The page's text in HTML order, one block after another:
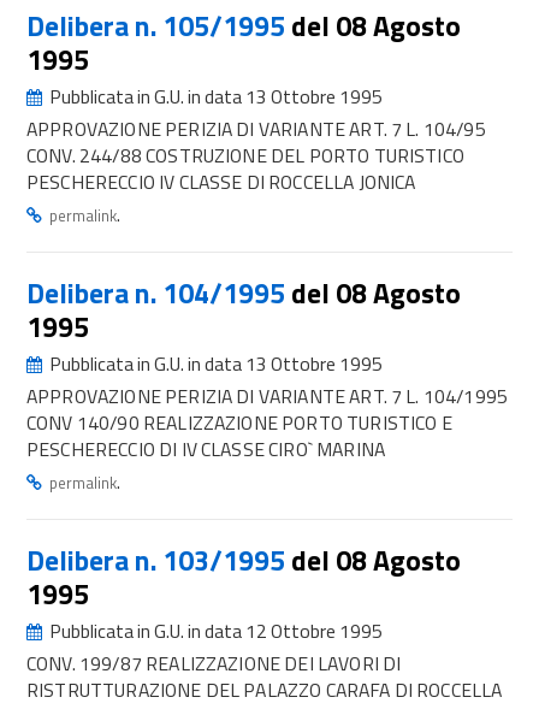
Delibera n. 105/1995 del 08 Agosto
1995
Pubblicata in G.U. in data 13 Ottobre 1995
APPROVAZIONE PERIZIA DI VARIANTE ART. 7 L. 104/95
CONV. 244/88 COSTRUZIONE DEL PORTO TURISTICO
PESCHERECCIO IV CLASSE DI ROCCELLA JONICA
permalink.
Delibera n. 104/1995 del 08 Agosto
1995
Pubblicata in G.U. in data 13 Ottobre 1995
APPROVAZIONE PERIZIA DI VARIANTE ART. 7 L. 104/1995
CONV 140/90 REALIZZAZIONE PORTO TURISTICO E
PESCHERECCIO DI IV CLASSE CIRO` MARINA
permalink.
Delibera n. 103/1995 del 08 Agosto
1995
Pubblicata in G.U. in data 12 Ottobre 1995
CONV. 199/87 REALIZZAZIONE DEI LAVORI DI
RISTRUTTURAZIONE DEL PALAZZO CARAFA DI ROCCELLA